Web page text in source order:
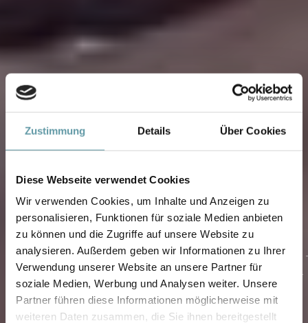
Zustimmung Details Über Cookies
Diese Webseite verwendet Cookies
Wir verwenden Cookies, um Inhalte und Anzeigen zu
personalisieren, Funktionen für soziale Medien anbieten
zu können und die Zugriffe auf unsere Website zu
analysieren. Außerdem geben wir Informationen zu Ihrer
Verwendung unserer Website an unsere Partner für
soziale Medien, Werbung und Analysen weiter. Unsere
Partner führen diese Informationen möglicherweise mit
weiteren Daten zusammen, die Sie ihnen bereitgestellt
& TEAM BUILDING